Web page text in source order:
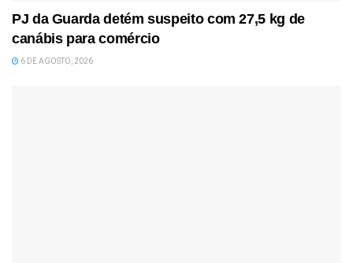
PJ da Guarda detém suspeito com 27,5 kg de
canábis para comércio
6 DE AGOSTO, 2026